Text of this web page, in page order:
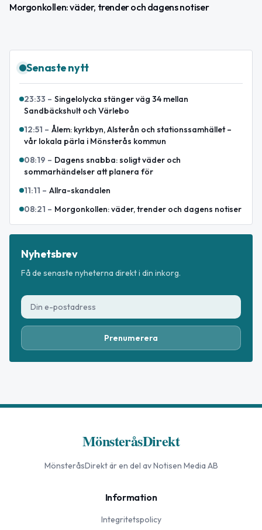
Morgonkollen: väder, trender och dagens notiser
Senaste nytt
23:33 – Singelolycka stänger väg 34 mellan
Sandbäckshult och Värlebo
12:51 – Ålem: kyrkbyn, Alsterån och stationssamhället –
vår lokala pärla i Mönsterås kommun
08:19 – Dagens snabba: soligt väder och
sommarhändelser att planera för
11:11 – Allra-skandalen
08:21 – Morgonkollen: väder, trender och dagens notiser
Nyhetsbrev
Få de senaste nyheterna direkt i din inkorg.
Prenumerera
MönsteråsDirekt
MönsteråsDirektär en del av Notisen Media AB
Information
Integritetspolicy